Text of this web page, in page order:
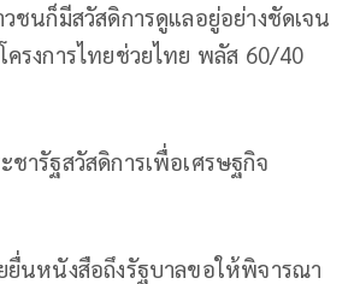
ชนก็มีสวัสดิการดูแลอยู่อย่างชัดเจน
ครงการไทยช่วยไทย พลัส 60/40
ารัฐสวัสดิการเพื่อเศรษฐกิจ
ยื่นหนังสือถึงรัฐบาลขอให้พิจารณา